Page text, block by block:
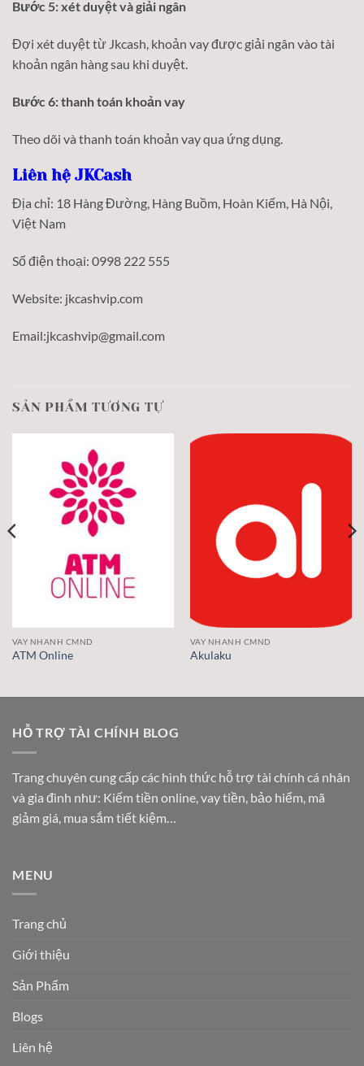
Bước 5: xét duyệt và giải ngân
Đợi xét duyệt từ Jkcash, khoản vay được giải ngân vào tài
khoản ngân hàng sau khi duyệt.
Bước 6: thanh toán khoản vay
Theo dõi và thanh toán khoản vay qua ứng dụng.
Liên hệ JKCash
Địa chỉ: 18 Hàng Đường, Hàng Buồm, Hoàn Kiếm, Hà Nội,
Việt Nam
Số điện thoại: 0998 222 555
Website: jkcashvip.com
Email:jkcashvip@gmail.com
SẢN PHẨM TƯƠNG TỰ
VAY NHANH CMND
ATM Online
VAY NHANH CMND
Akulaku
HỖ TRỢ TÀI CHÍNH BLOG
Trang chuyên cung cấp các hình thức hỗ trợ tài chính cá nhân
và gia đình như: Kiếm tiền online, vay tiền, bảo hiểm, mã
giảm giá, mua sắm tiết kiệm…
MENU
Trang chủ
Giới thiệu
Sản Phẩm
Blogs
Liên hệ